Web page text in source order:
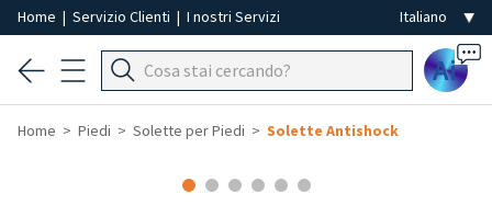
Home | Servizio Clienti | I nostri Servizi
Ai
Home Piedi Solette per Piedi Solette Antishock